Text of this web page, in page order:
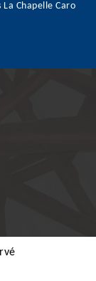
Chapelle Caro